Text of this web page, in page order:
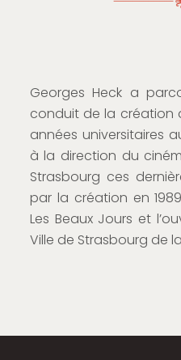
Georges Heck a
conduit de la création
années universitaires
à la direction du
Strasbourg ces
par la création en
Les Beaux Jours et
Ville de Strasbourg de